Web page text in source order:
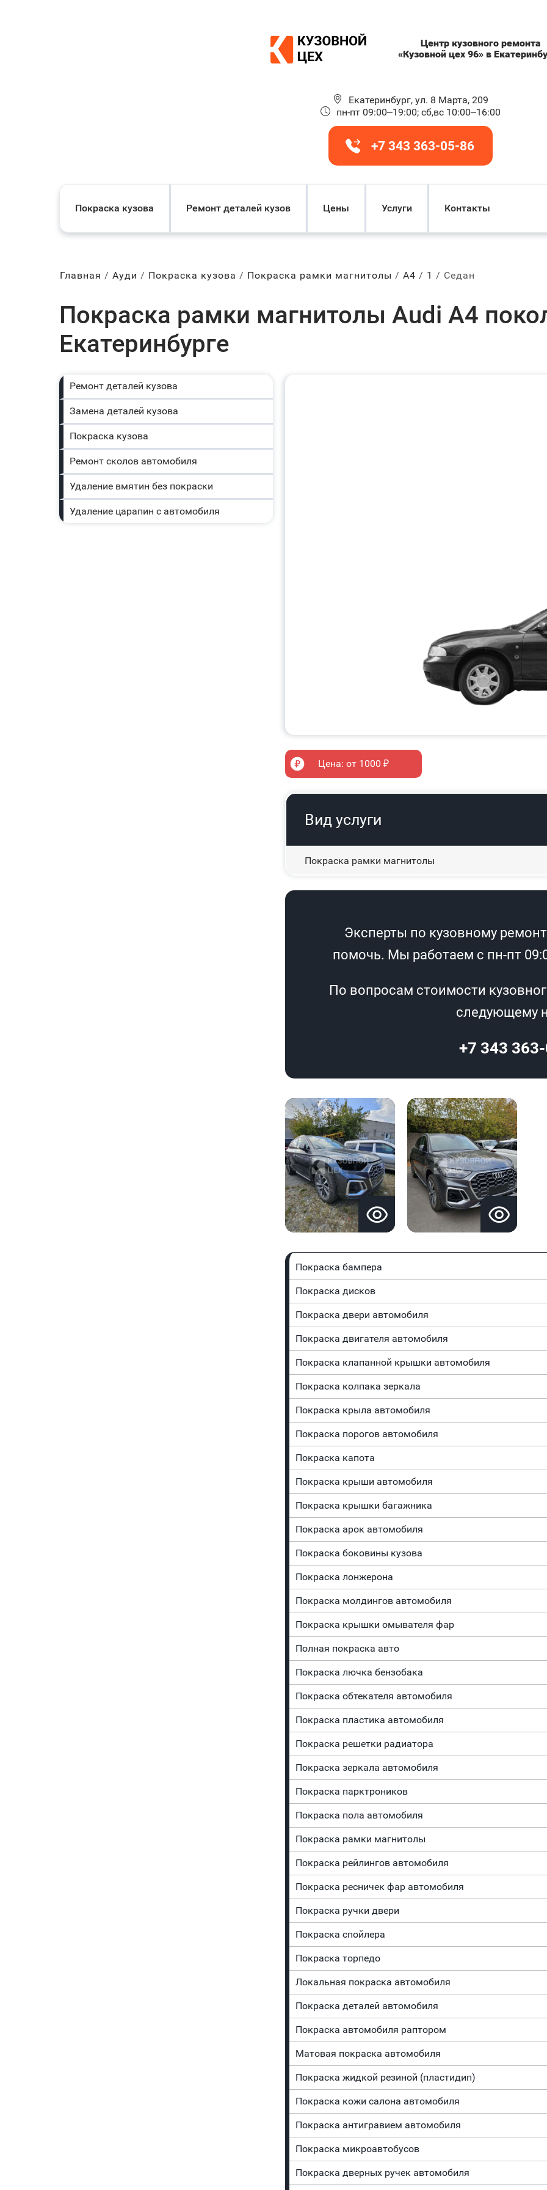
Центр кузовного ремонта
«Кузовной цех 96» в
Екатеринбург, ул. 8 Марта, 209
пн-пт 09:00–19:00; сб,вс 10:00–16:00
+7 343 363-05-86
Покраска кузова Ремонт деталей кузов Цены Услуги Контакты
Главная Ауди Покраска кузова Покраска рамки магнитолы А4 1 Седан
Покраска рамки магнитолы Audi A4
Екатеринбурге
Цена: от 1000 ₽
Вид услуги
Покраска рамки магнитолы
Эксперты по кузовному
помочь. Мы работаем с пн-пт
По вопросам стоимости
следующему
+7 343
Покраска бампера
Покраска дисков
Покраска двери автомобиля
Покраска двигателя автомобиля
Покраска клапанной крышки автомобиля
Покраска колпака зеркала
Покраска крыла автомобиля
Покраска порогов автомобиля
Покраска капота
Покраска крыши автомобиля
Покраска крышки багажника
Покраска арок автомобиля
Покраска боковины кузова
Покраска лонжерона
Покраска молдингов автомобиля
Покраска крышки омывателя фар
Полная покраска авто
Покраска лючка бензобака
Покраска обтекателя автомобиля
Покраска пластика автомобиля
Покраска решетки радиатора
Покраска зеркала автомобиля
Покраска парктроников
Покраска пола автомобиля
Покраска рамки магнитолы
Покраска рейлингов автомобиля
Покраска ресничек фар автомобиля
Покраска ручки двери
Покраска спойлера
Покраска торпедо
Локальная покраска автомобиля
Покраска деталей автомобиля
Покраска автомобиля раптором
Матовая покраска автомобиля
Покраска жидкой резиной (пластидип)
Покраска кожи салона автомобиля
Покраска антигравием автомобиля
Покраска микроавтобусов
Покраска дверных ручек автомобиля
Ремонт деталей кузова
Замена деталей кузова
Покраска кузова
Ремонт сколов автомобиля
Удаление вмятин без покраски
Удаление царапин с автомобиля